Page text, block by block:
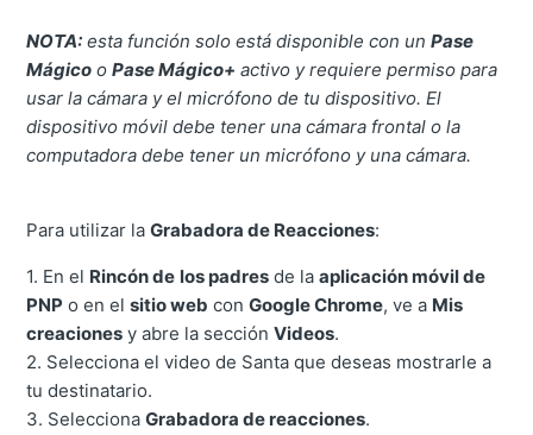
NOTA: esta función solo está disponible con unPase
Mágico oPase Mágico+ activo y requiere permiso para
usar la cámara y el micrófono de tu dispositivo. El
dispositivo móvil debe tener una cámara frontal o la
computadora debe tener un micrófono y una cámara.
Para utilizar laGrabadora de Reacciones:
1. En el Rincón de los padres de laaplicación móvil de
PNP o en elsitio web conGoogle Chrome, ve a Mis
creaciones y abre la secciónVideos.
2. Selecciona el video de Santa que deseas mostrarle a
tu destinatario.
3. SeleccionaGrabadora de reacciones.